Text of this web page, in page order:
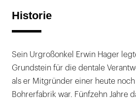
Historie
Sein Urgroßonkel Erwin Hager
Grundstein für die dentale
als er Mitgründer einer heute
Bohrerfabrik war. Fünfzehn Jahre